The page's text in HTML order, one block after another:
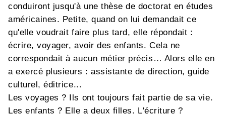
conduiront jusqu'à une thèse de doctorat en études
américaines. Petite, quand on lui demandait ce
qu'elle voudrait faire plus tard, elle répondait :
écrire, voyager, avoir des enfants. Cela ne
correspondait à aucun métier précis… Alors elle en
a exercé plusieurs : assistante de direction, guide
culturel, éditrice...
Les voyages ? Ils ont toujours fait partie de sa vie.
Les enfants ? Elle a deux filles. L'écriture ?